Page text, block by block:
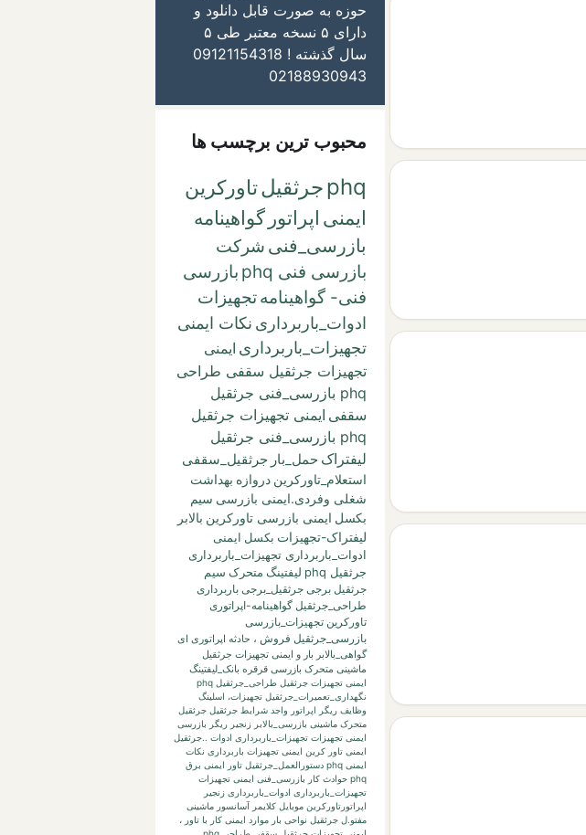
حوزه به صورت قابل دانلود و
دارای ۵ نسخه معتبر طی ۵
سال گذشته ! 09121154318
02188930943
محبوب ترین برچسب ها
phqجرثقیلتاورکرین
ایمنی اپراتور گواهینامه
بازرسی_فنی شرکت
بازرسی فنی phq
بازرسی
فنی- گواهینامهتجهیزات
ادوات_باربرداری نکات ایمنی
تجهیزات_باربرداری ایمنی
تجهیزات جرثقیل سقفی طراحی
phq بازرسی_فنی جرثقیل
سقفی ایمنی تجهیزات جرثقیل
phq بازرسی_فنی جرثقیل
لیفتراک حمل_بار جرثقیل_سقفی
استعلام_تاورکرین دروازه بهداشت
شغلی وفردی.ایمنی بازرسی سیم
بکسل ایمنی بازرسی تاورکرین بالابر
لیفتراک-تجهیزات بکسل ایمنی
ادوات_باربرداری تجهیزات_باربرداری
جرثقیل phq
لیفتینگ متحرک سیم
جرثقیل برجی جرثقیل_برجی باربرداری
طراحی_جرثقیل گواهینامه-اپراتوری
تاورکرین تجهیزات_بازرسی
بازرسی_جرثقیل فروش ، حادثه اپراتوری ای
گواهی_بالابر بار و ایمنی تجهیزات جرثقیل
ماشینی متحرک بازرسی قرقره بانک_لیفتینگ
ایمنی تجهیزات جرثقیل طراحی_جرثقیل phq
نگهداری_تعمیرات_جرثقیل تجهیزات، اسلینگ
وظایف ریگر اپراتور واجد شرایط جرثقیل جرثقیل
متحرک ماشینی بازرسی_بالابر زنجیر ریگر بازرسی
ایمنی تجهیزات تجهیزات_باربرداری ادوات ..جرثقیل
ایمنی تاور کرین ایمنی تجهیزات باربرداری نکات
ایمنی phq
دستورالعمل_جرثقیل تاور ایمنی برق
phq حوادث کار بازرسی_فنی
ایمنی تجهیزات
تجهیزات_باربرداری ادوات_باربرداری زنجیر
اپراتورتاورکرین موبایل کلایمر آسانسور ماشینی
مفتو.ل جرثقیل نواحی بار موارد ایمنی کار با تاور ،
ایمنی تجهیزات جرثقیل سقفی طراحی phq